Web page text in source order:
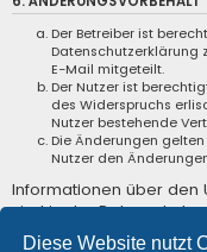
Diese Website nutzt
Der Betreiber ist
Datenschutzerklärung
E-Mail mitgeteilt.
Der Nutzer ist
des Widerspruchs
Nutzer bestehende
Die Änderungen
Nutzer den
Informationen über den
sind in der